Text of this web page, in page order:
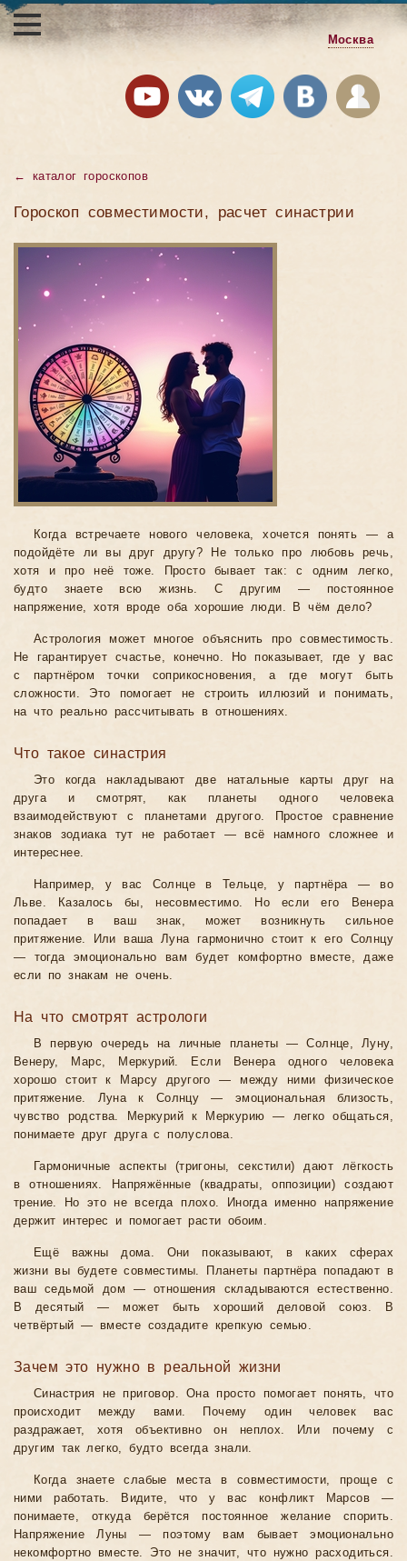
Москва
← каталог гороскопов
Гороскоп совместимости, расчет синастрии
Когда встречаете нового человека, хочется понять — а
подойдёте ли вы друг другу? Не только про любовь речь,
хотя и про неё тоже. Просто бывает так: с одним легко,
будто знаете всю жизнь. С другим — постоянное
напряжение, хотя вроде оба хорошие люди. В чём дело?
Астрология может многое объяснить про совместимость.
Не гарантирует счастье, конечно. Но показывает, где у вас
с партнёром точки соприкосновения, а где могут быть
сложности. Это помогает не строить иллюзий и понимать,
на что реально рассчитывать в отношениях.
Что такое синастрия
Это когда накладывают две натальные карты друг на
друга и смотрят, как планеты одного человека
взаимодействуют с планетами другого. Простое сравнение
знаков зодиака тут не работает — всё намного сложнее и
интереснее.
Например, у вас Солнце в Тельце, у партнёра — во
Льве. Казалось бы, несовместимо. Но если его Венера
попадает в ваш знак, может возникнуть сильное
притяжение. Или ваша Луна гармонично стоит к его Солнцу
— тогда эмоционально вам будет комфортно вместе, даже
если по знакам не очень.
На что смотрят астрологи
В первую очередь на личные планеты — Солнце, Луну,
Венеру, Марс, Меркурий. Если Венера одного человека
хорошо стоит к Марсу другого — между ними физическое
притяжение. Луна к Солнцу — эмоциональная близость,
чувство родства. Меркурий к Меркурию — легко общаться,
понимаете друг друга с полуслова.
Гармоничные аспекты (тригоны, секстили) дают лёгкость
в отношениях. Напряжённые (квадраты, оппозиции) создают
трение. Но это не всегда плохо. Иногда именно напряжение
держит интерес и помогает расти обоим.
Ещё важны дома. Они показывают, в каких сферах
жизни вы будете совместимы. Планеты партнёра попадают в
ваш седьмой дом — отношения складываются естественно.
В десятый — может быть хороший деловой союз. В
четвёртый — вместе создадите крепкую семью.
Зачем это нужно в реальной жизни
Синастрия не приговор. Она просто помогает понять, что
происходит между вами. Почему один человек вас
раздражает, хотя объективно он неплох. Или почему с
другим так легко, будто всегда знали.
Когда знаете слабые места в совместимости, проще с
ними работать. Видите, что у вас конфликт Марсов —
понимаете, откуда берётся постоянное желание спорить.
Напряжение Луны — поэтому вам бывает эмоционально
некомфортно вместе. Это не значит, что нужно расходиться.